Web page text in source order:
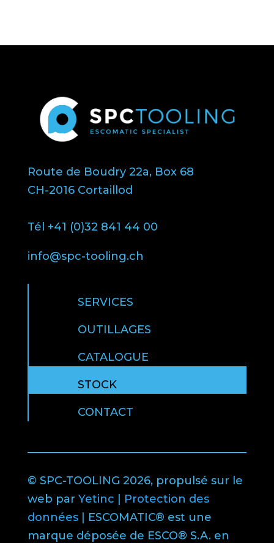
Route de Boudry 22a, Box 68
CH-2016 Cortaillod
Tél +41 (0)32 841 44 00
info@spc-tooling.ch
SERVICES
OUTILLAGES
CATALOGUE
STOCK
CONTACT
© SPC-TOOLING 2026, propulsé sur le
web par Yetinc | Protection des
données| ESCOMATIC® est une
marque déposée de ESCO® S.A. en